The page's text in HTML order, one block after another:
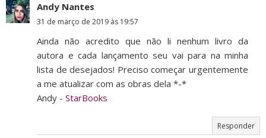
Andy Nantes
31 de março de 2019 às 19:57
Ainda não acredito que não li nenhum livro da
autora e cada lançamento seu vai para na minha
lista de desejados! Preciso começar urgentemente
a me atualizar com as obras dela *-*
Andy - StarBooks
Responder